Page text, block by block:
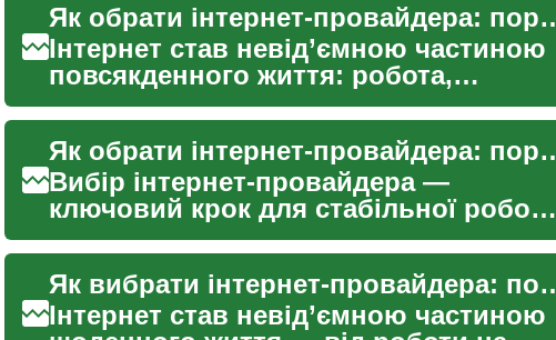
Як обрати інтернет-
Інтернет став невід’ємною частиною
повсякденного життя: робота,
навчання, розваги й управління
розумним домом залежат...
Як обрати
Вибір інтернет‑провайдера —
ключовий крок для стабільної
дому чи офісу в епоху швидкої
технології. Правильний ...
Як вибрати
Інтернет став невід’ємною частиною